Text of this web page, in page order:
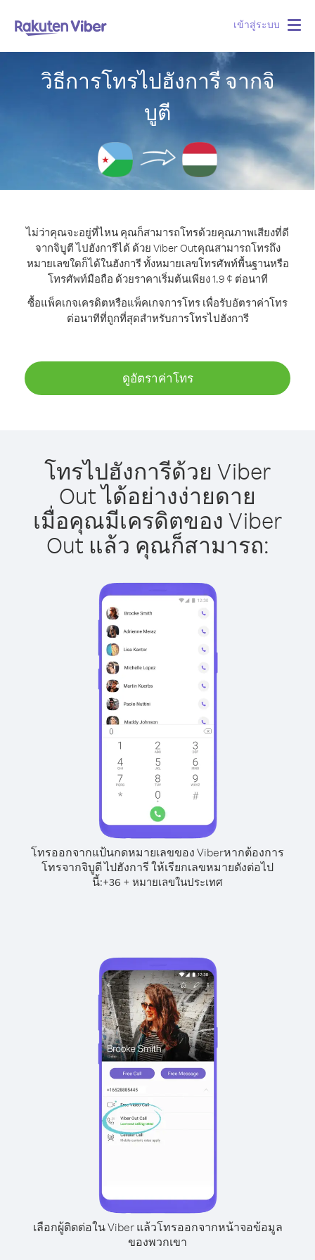
เข้าสู่ระบบ
วิธีการโทรไปฮังการี จากจิ
บูตี
ไม่ว่าคุณจะอยู่ที่ไหน คุณก็สามารถโทรด้วยคุณภาพเสียงที่ดี
จากจิบูตี ไปฮังการีได้ ด้วย Viber Outคุณสามารถโทรถึง
หมายเลขใดก็ได้ในฮังการี ทั้งหมายเลขโทรศัพท์พื้นฐานหรือ
โทรศัพท์มือถือ ด้วยราคาเริ่มต้นเพียง 1.9 ¢ ต่อนาที
ซื้อแพ็คเกจเครดิตหรือแพ็คเกจการโทร เพื่อรับอัตราค่าโทร
ต่อนาทีที่ถูกที่สุดสำหรับการโทรไปฮังการี
ดูอัตราค่าโทร
โทรไปฮังการีด้วย Viber
Out ได้อย่างง่ายดาย
เมื่อคุณมีเครดิตของ Viber
Out แล้ว คุณก็สามารถ:
โทรออกจากแป้นกดหมายเลขของ Viberหากต้องการ
โทรจากจิบูตี ไปฮังการี ให้เรียกเลขหมายดังต่อไป
นี้:+36 + หมายเลขในประเทศ
เลือกผู้ติดต่อใน Viber แล้วโทรออกจากหน้าจอข้อมูล
ของพวกเขา